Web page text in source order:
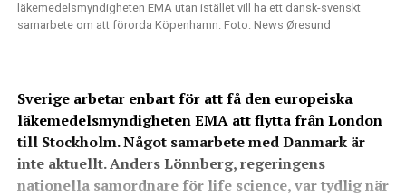
läkemedelsmyndigheten EMA utan istället vill ha ett dansk-svenskt
samarbete om att förorda Köpenhamn. Foto: News Øresund
Sverige arbetar enbart för att få den europeiska
läkemedelsmyndigheten EMA att flytta från London
till Stockholm. Något samarbete med Danmark är
inte aktuellt. Anders Lönnberg, regeringens
nationella samordnare för life science, var tydlig när